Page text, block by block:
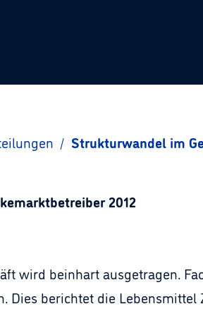
/ Strukturwandel im
2012
wird beinhart ausgetragen.
Dies berichtet die